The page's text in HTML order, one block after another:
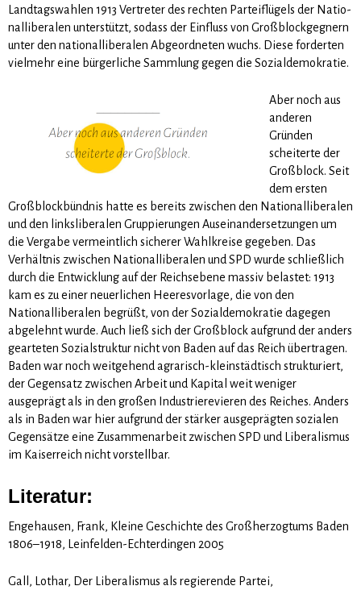
Landtagswahlen 1913 Vertreter des rechten Parteiflügels der Natio­
nal­li­beralen unterstützt, sodass der Einfluss von Großblockgegnern
unter den nationalliberalen Abgeord­ne­ten wuchs. Diese forderten
vielmehr eine bürgerliche Sammlung gegen die Sozialdemokratie.
Aber noch aus
anderen
Gründen
scheiterte der
Großblock. Seit
dem ersten
Großblockbündnis hatte es bereits zwischen den Nationalliberalen
und den linksliberalen Gruppierungen Auseinandersetzungen um
die Vergabe vermeintlich sicherer Wahlkreise gegeben. Das
Verhältnis zwischen Nationalliberalen und SPD wurde schließlich
durch die Entwicklung auf der Reichsebene massiv belastet: 1913
kam es zu einer neuerlichen Heeresvorlage, die von den
Nationalliberalen begrüßt, von der Sozialdemokratie dagegen
abgelehnt wurde. Auch ließ sich der Großblock aufgrund der anders
gearteten Sozialstruktur nicht von Baden auf das Reich übertragen.
Baden war noch weitgehend agrarisch-kleinstädtisch strukturiert,
der Gegensatz zwischen Arbeit und Kapital weit weniger
ausgeprägt als in den großen Industrierevieren des Reiches. Anders
als in Baden war hier aufgrund der stärker ausgeprägten sozialen
Gegensätze eine Zusammenarbeit zwischen SPD und Liberalismus
im Kaiserreich nicht vorstellbar.
Literatur:
Engehausen, Frank, Kleine Geschichte des Großherzogtums Baden
1806–1918, Leinfelden-Echterdingen 2005
Gall, Lothar, Der Liberalismus als regierende Partei,